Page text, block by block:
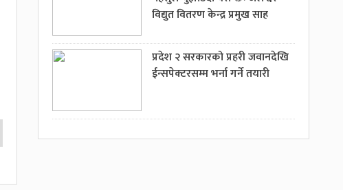
विद्युत वितरण केन्द्र प्रमुख साह
प्रदेश २ सरकारको प्रहरी जवानदेखि
ईन्सपेक्टरसम्म भर्ना गर्ने तयारी